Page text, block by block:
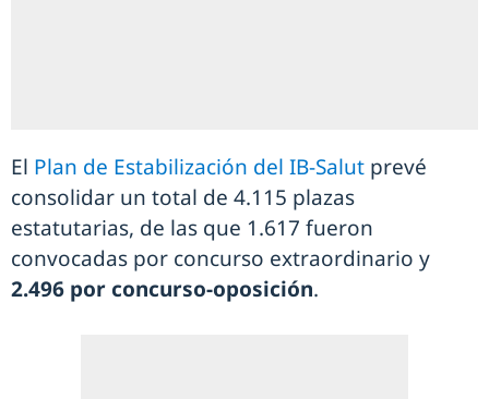
El Plan de Estabilización del IB-Salut prevé
consolidar un total de 4.115 plazas
estatutarias, de las que 1.617 fueron
convocadas por concurso extraordinario y
2.496 por concurso-oposición.